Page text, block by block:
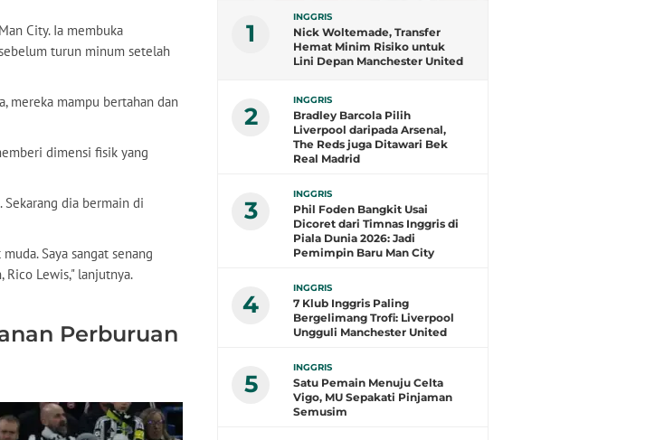
City. Ia membuka
turun minum setelah
mereka mampu bertahan dan
dimensi fisik yang
dia bermain di
Saya sangat senang
Rico Lewis," lanjutnya.
Perburuan
1
INGGRIS
Nick Woltemade, Transfer
Hemat Minim Risiko untuk
Lini Depan Manchester United
2
INGGRIS
Bradley Barcola Pilih
Liverpool daripada Arsenal,
The Reds juga Ditawari Bek
Real Madrid
3
INGGRIS
Phil Foden Bangkit Usai
Dicoret dari Timnas Inggris di
Piala Dunia 2026: Jadi
Pemimpin Baru Man City
4
INGGRIS
7 Klub Inggris Paling
Bergelimang Trofi: Liverpool
Ungguli Manchester United
5
INGGRIS
Satu Pemain Menuju Celta
Vigo, MU Sepakati Pinjaman
Semusim